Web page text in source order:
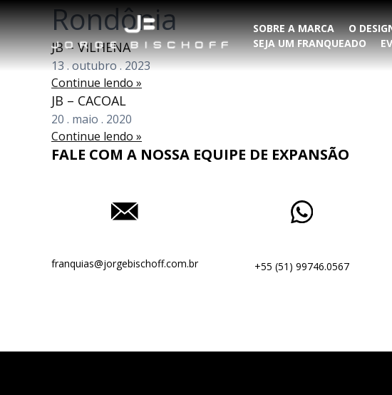
SOBRE A MARCA O
SEJA UM FRANQUEADO
Rondônia
JB – VILHENA
13.outubro.2023
Continue lendo »
JB – CACOAL
20 . maio . 2020
Continue lendo »
FALE COM A NOSSA EQUIPE DE EXPANSÃO
franquias@jorgebischoff.com.br +55 (51) 99746.0567